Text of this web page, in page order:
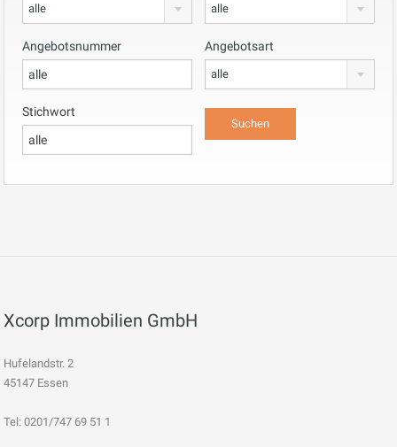
alle alle
Angebotsnummer Angebotsart
alle
Stichwort
Xcorp Immobilien GmbH
Hufelandstr. 2
45147 Essen
Tel: 0201/747 69 51 1